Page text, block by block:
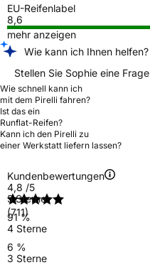
EU-Reifenlabel
8,6
mehr anzeigen
Wie kann ich Ihnen helfen?
Stellen Sie Sophie eine Frage
Wie schnell kann ich
mit dem Pirelli fahren?
Ist das ein
Runflat-Reifen?
Kann ich den Pirelli zu
einer Werkstatt liefern lassen?
Kundenbewertungen
4,8 /5
(711)
5 Sterne
91 %
4 Sterne
6 %
3 Sterne